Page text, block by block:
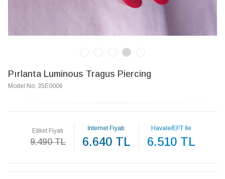
Pırlanta Luminous Tragus Piercing
Model No: 35E0006
Etiket Fiyatı
9.490 TL
İnternet Fiyatı:
6.640 TL
Havale/EFT İle
6.510 TL